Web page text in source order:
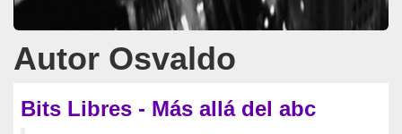
Autor Osvaldo
Bits Libres - Más allá del abc